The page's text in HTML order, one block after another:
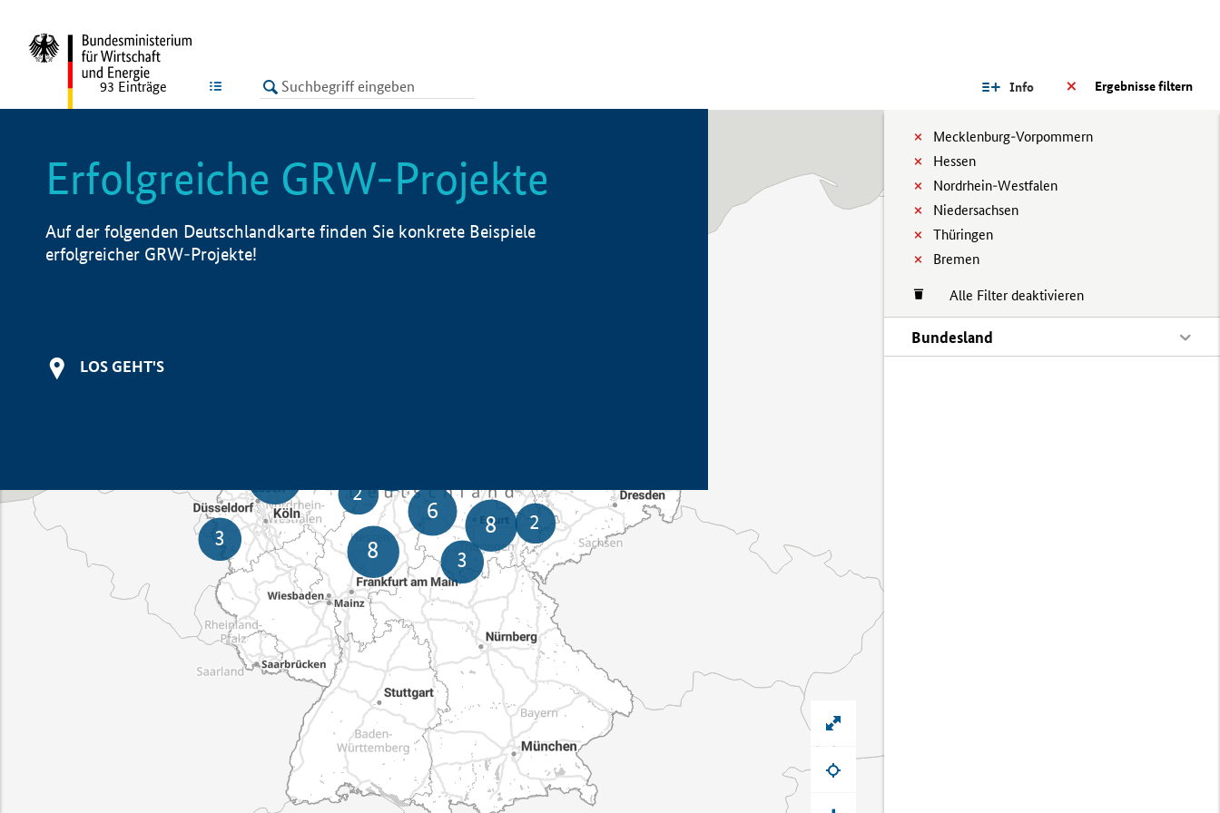
LISTE Ergebnisse filtern
Info
Mecklenburg-Vorpommern
Hessen
Nordrhein-Westfalen
Niedersachsen
Thüringen
Bremen
Alle Filter deaktivieren
Bundesland
93 Einträge
Erfolgreiche GRW-Projekte
Auf der folgenden Deutschlandkarte finden Sie konkrete Beispiele
erfolgreicher GRW-Projekte!
LOS GEHT'S